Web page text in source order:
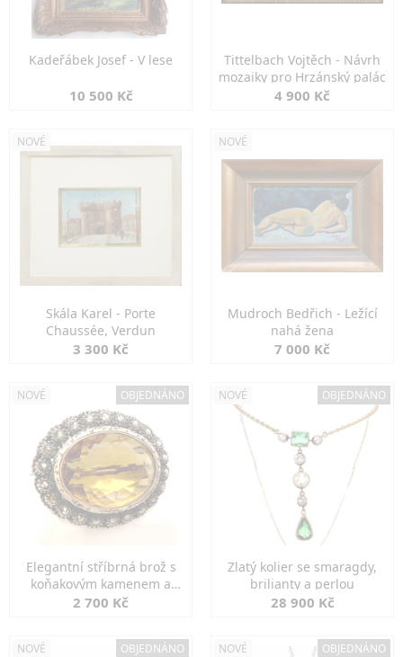
Kadeřábek Josef - V lese
10 500 Kč
Tittelbach Vojtěch - Návrh
mozaiky pro Hrzánský palác
4 900 Kč
NOVÉ
Skála Karel - Porte
Chaussée, Verdun
3 300 Kč
NOVÉ
Mudroch Bedřich - Ležící
nahá žena
7 000 Kč
NOVÉ OBJEDNÁNO
Elegantní stříbrná brož s
koňakovým kamenem a
markazity
2 700 Kč
NOVÉ OBJEDNÁNO
Zlatý kolier se smaragdy,
brilianty a perlou
28 900 Kč
NOVÉ OBJEDNÁNO NOVÉ OBJEDNÁNO